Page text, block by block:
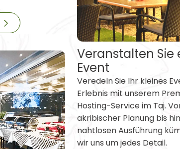
Veranstalten Sie
Event
Veredeln Sie Ihr kleines
Erlebnis mit unserem
Hosting-Service im Taj.
akribischer Planung bis
nahtlosen Ausführung
wir uns um jedes Detail.